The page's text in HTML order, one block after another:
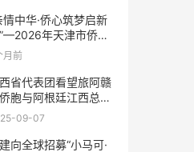
情中华·侨心筑梦启新
年天津市侨界
联谊活动成功举办
月前
省代表团看望旅阿赣
胞与阿根廷江西总商
谈09-07
向全球招募“小马可·